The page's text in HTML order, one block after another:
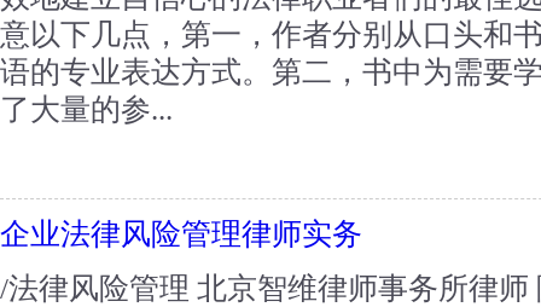
意以下几点，第一，作者分别从口头和
语的专业表达方式。第二，书中为需要
了大量的参...
企业法律风险管理律师实务
/法律风险管理 北京智维律师事务所律